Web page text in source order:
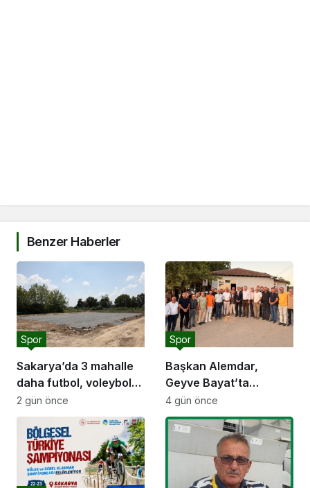
Benzer Haberler
Sakarya’da 3 mahalle
daha futbol, voleybol
ve basketbol sahasına
kavuşuyor
Spor
2 gün önce
Başkan Alemdar,
Geyve Bayat’ta
hemşehrileriyle
buluştu: “Gençlik ve
spor yatırımlarını
hayata geçirmeye
devam edeceğiz”
Spor
4 gün önce